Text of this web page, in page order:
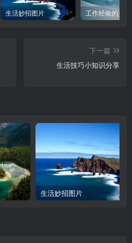
生活妙招图片 工作经验的英
下一篇
生活技巧小知识分享
生活妙招图片